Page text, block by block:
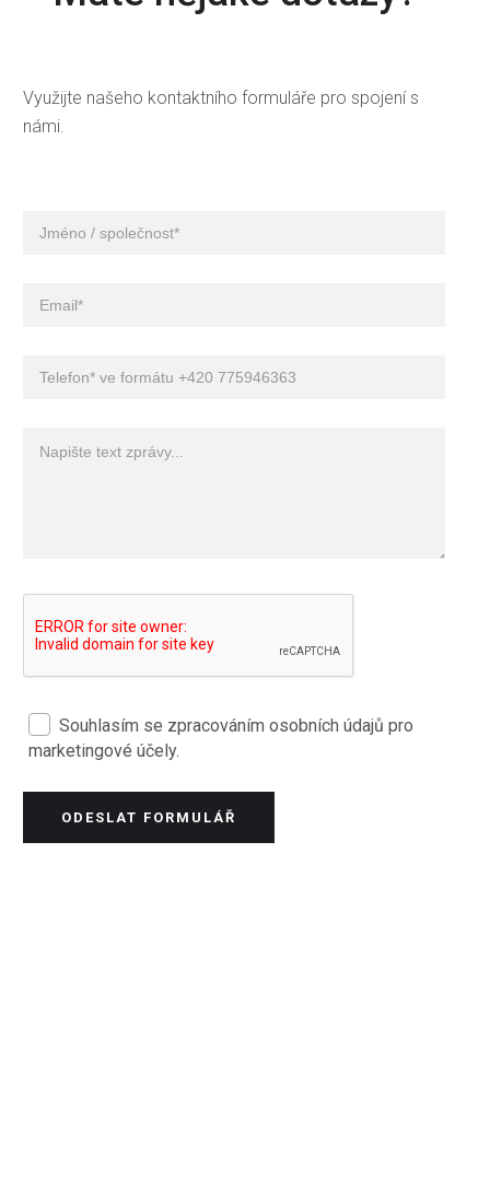
Využijte našeho kontaktního formuláře pro spojení s
námi.
Souhlasím se zpracováním osobních údajů pro
marketingové účely.
ODESLAT FORMULÁŘ